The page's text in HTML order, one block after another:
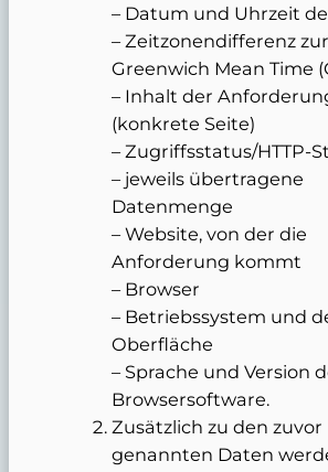
– Datum und Uhrzeit
– Zeitzonendifferenz zur
Greenwich Mean Time
– Inhalt der
(konkrete Seite)
– Zugriffsstatus/HTTP-
– jeweils übertragene
Datenmenge
– Website, von der die
Anforderung kommt
– Browser
– Betriebssystem und
Oberfläche
– Sprache und Version
Browsersoftware.
Zusätzlich zu den zuvor
genannten Daten